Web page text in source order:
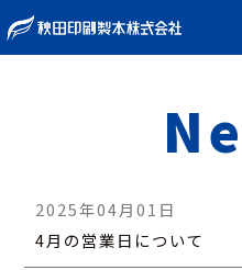
2025年04月01日
4月の営業日について